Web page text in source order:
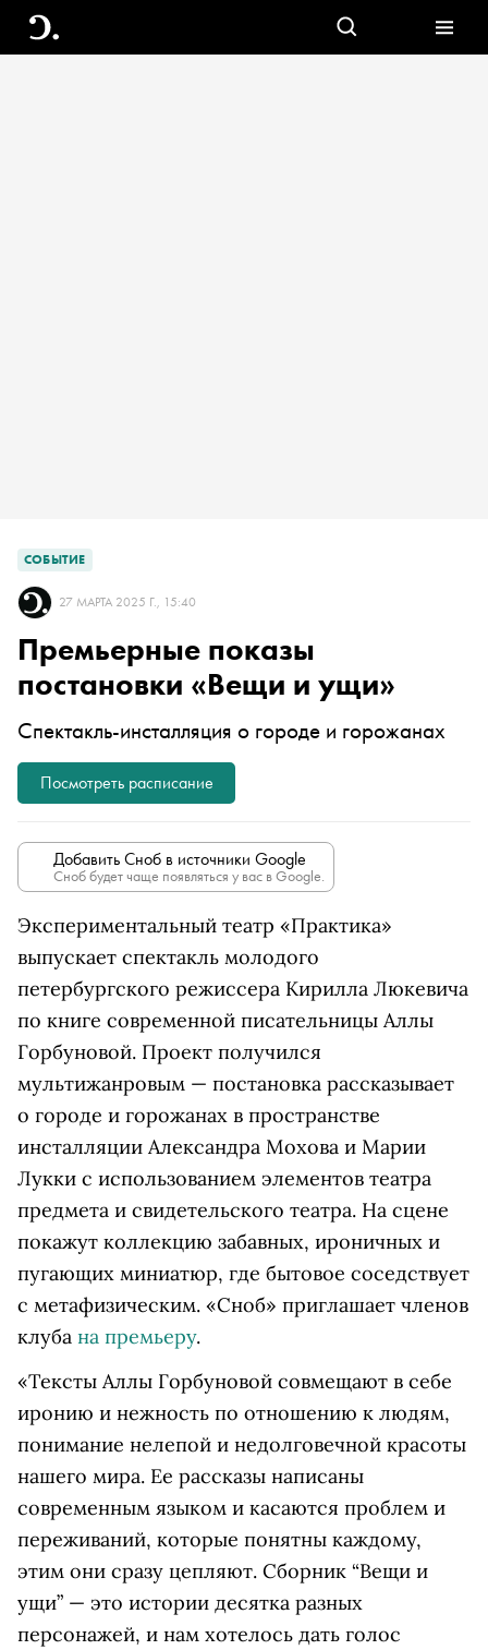
СОБЫТИЕ
27 МАРТА 2025 Г., 15:40
Премьерные показы
постановки «Вещи и ущи»
Спектакль-инсталляция о городе и горожанах
Посмотреть расписание
Добавить Сноб в источники Google
Сноб будет чаще появляться у вас в Google.
Экспериментальный театр «Практика»
выпускает спектакль молодого
петербургского режиссера Кирилла Люкевича
по книге современной писательницы Аллы
Горбуновой. Проект получился
мультижанровым — постановка рассказывает
о городе и горожанах в пространстве
инсталляции Александра Мохова и Марии
Лукки с использованием элементов театра
предмета и свидетельского театра. На сцене
покажут коллекцию забавных, ироничных и
пугающих миниатюр, где бытовое соседствует
с метафизическим. «Сноб» приглашает членов
клуба на премьеру.
«Тексты Аллы Горбуновой совмещают в себе
иронию и нежность по отношению к людям,
понимание нелепой и недолговечной красоты
нашего мира. Ее рассказы написаны
современным языком и касаются проблем и
переживаний, которые понятны каждому,
этим они сразу цепляют. Сборник “Вещи и
ущи” — это истории десятка разных
персонажей, и нам хотелось дать голос